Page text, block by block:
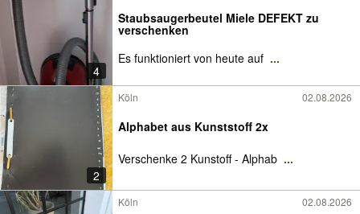
4
Staubsaugerbeutel Miele DEFEKT zu
verschenken
Es funktioniert von heute auf ...
2
Köln 02.08.2026
Alphabet aus Kunststoff 2x
Verschenke 2 Kunstoff - Alphab ...
Köln 02.08.2026